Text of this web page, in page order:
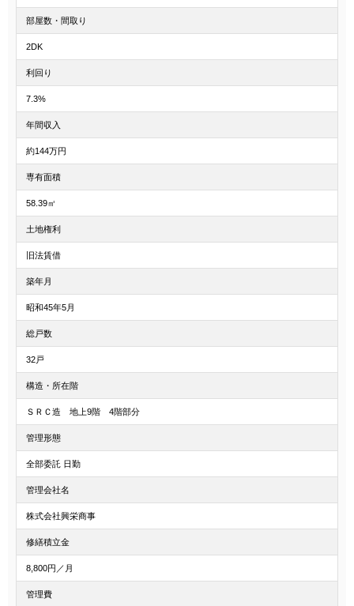
部屋数・間取り
2DK
利回り
7.3%
年間収入
約144万円
専有面積
58.39㎡
土地権利
旧法賃借
築年月
昭和45年5月
総戸数
32戸
構造・所在階
ＳＲＣ造 地上9階 4階部分
管理形態
全部委託 日勤
管理会社名
株式会社興栄商事
修繕積立金
8,800円／月
管理費